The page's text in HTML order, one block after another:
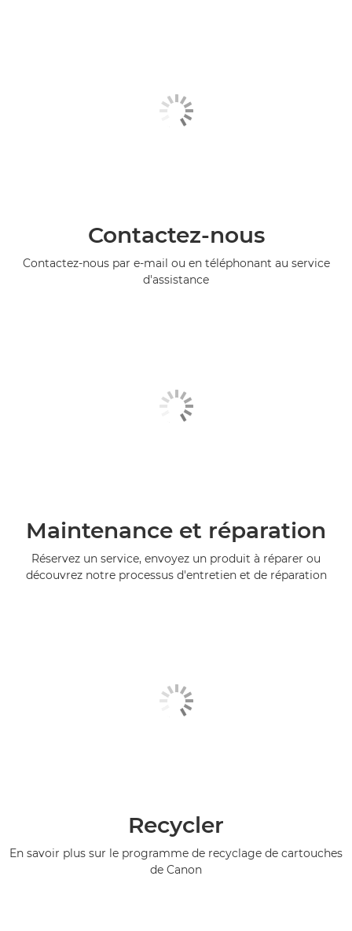
Contactez-nous
Contactez-nous par e-mail ou en téléphonant au service
d'assistance
Maintenance et réparation
Réservez un service, envoyez un produit à réparer ou
découvrez notre processus d'entretien et de réparation
Recycler
En savoir plus sur le programme de recyclage de cartouches
de Canon